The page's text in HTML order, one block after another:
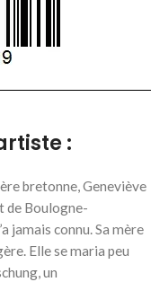
:
bretonne, Geneviève
de Boulogne-
jamais connu. Sa mère
Elle se maria peu
un